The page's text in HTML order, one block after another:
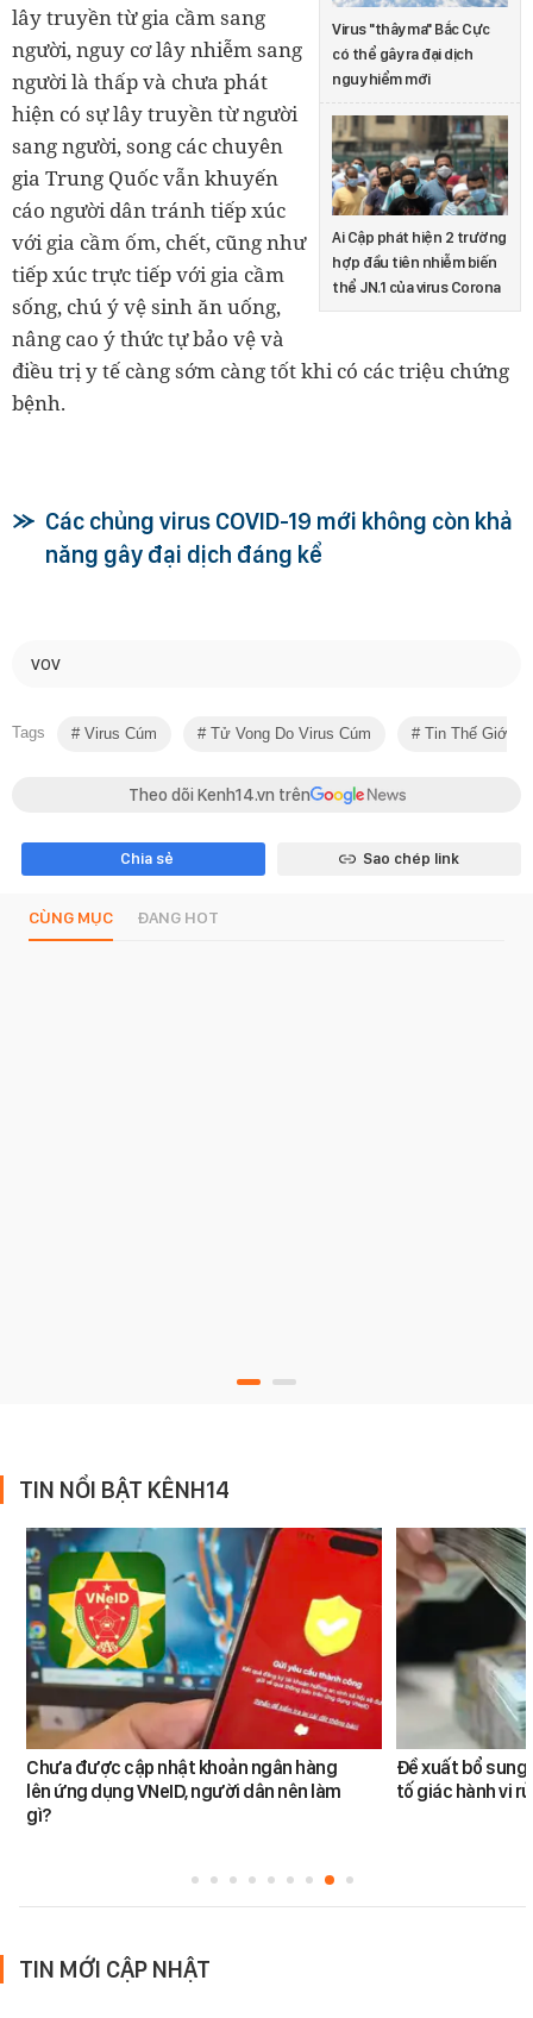
Virus "thây ma" Bắc Cực
có thể gây ra đại dịch
nguy hiểm mới
Ai Cập phát hiện 2 trường
hợp đầu tiên nhiễm biến
thể JN.1 của virus Corona
lây truyền từ gia cầm sang
người, nguy cơ lây nhiễm sang
người là thấp và chưa phát
hiện có sự lây truyền từ người
sang người, song các chuyên
gia Trung Quốc vẫn khuyến
cáo người dân tránh tiếp xúc
với gia cầm ốm, chết, cũng như
tiếp xúc trực tiếp với gia cầm
sống, chú ý vệ sinh ăn uống,
nâng cao ý thức tự bảo vệ và
điều trị y tế càng sớm càng tốt khi có các triệu chứng
bệnh.
Các chủng virus COVID-19 mới không còn khả
năng gây đại dịch đáng kể
VOV
Tags Virus Cúm Tử Vong Do Virus Cúm Tin Thế Giới
Theo dõi Kenh14.vn trên
Chia sẻ Sao chép link
CÙNG MỤC ĐANG HOT
TIN NỔI BẬT KÊNH14
Chưa được cập nhật khoản ngân hàng
lên ứng dụng VNeID, người dân nên làm
gì?
Đề xuất bổ
tố giác hành vi
TIN MỚI CẬP NHẬT